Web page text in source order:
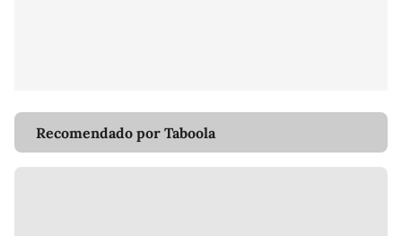
Recomendado por Taboola